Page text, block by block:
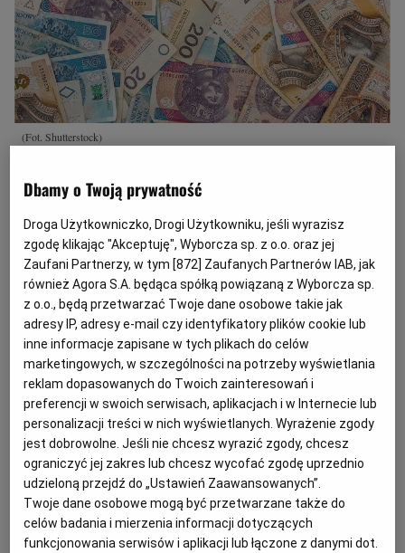
(Fot. Shutterstock)
Komornik sądowy prowadząc egzekucję
z rachunku bankowego, co do zasady
nie zajmuje wszystkich środków
pieniężnych dłużnika.
Jaki procent środków na rachunku może
zająć komornik?
Środki pieniężne znajdujące się na rachunkach
oszczędnościowych, rachunkach
oszczędnościowo-rozliczeniowych oraz na
rachunkach terminowych lokat oszczędnościowych
jednej osoby, niezależnie od liczby zawartych
umów, są wolne od zajęcia na podstawie sądowego
lub administracyjnego tytułu wykonawczego, w
Dbamy o Twoją prywatność
Droga Użytkowniczko, Drogi Użytkowniku, jeśli wyrazisz
zgodę klikając "Akceptuję", Wyborcza sp. z o.o. oraz jej
Zaufani Partnerzy, w tym [872] Zaufanych Partnerów IAB, jak
również Agora S.A. będąca spółką powiązaną z Wyborcza sp.
z o.o., będą przetwarzać Twoje dane osobowe takie jak
adresy IP, adresy e-mail czy identyfikatory plików cookie lub
inne informacje zapisane w tych plikach do celów
marketingowych, w szczególności na potrzeby wyświetlania
reklam dopasowanych do Twoich zainteresowań i
preferencji w swoich serwisach, aplikacjach i w Internecie lub
personalizacji treści w nich wyświetlanych. Wyrażenie zgody
jest dobrowolne. Jeśli nie chcesz wyrazić zgody, chcesz
ograniczyć jej zakres lub chcesz wycofać zgodę uprzednio
udzieloną przejdź do „Ustawień Zaawansowanych”.
Twoje dane osobowe mogą być przetwarzane także do
celów badania i mierzenia informacji dotyczących
funkcjonowania serwisów i aplikacji lub łączone z danymi dot.